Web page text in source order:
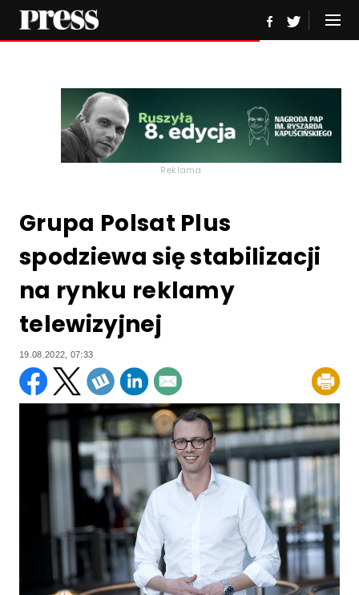
Reklama
Grupa Polsat Plus
spodziewa się stabilizacji
na rynku reklamy
telewizyjnej
19.08.2022, 07:33